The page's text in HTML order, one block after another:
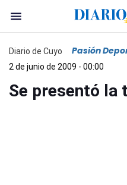
Diario de Cuyo Pasión
2 de junio de 2009 - 00:00
Se presentó la